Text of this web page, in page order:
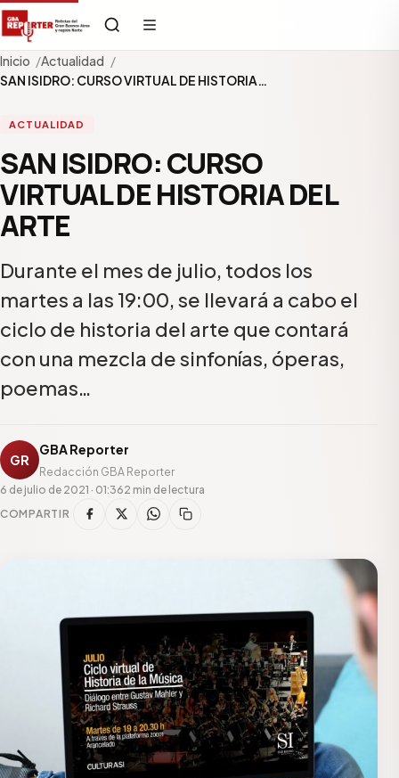
Inicio
Actualidad
SAN ISIDRO: CURSO VIRTUAL DE HISTORIA…
ACTUALIDAD
SAN ISIDRO: CURSO
VIRTUAL DE HISTORIA DEL
ARTE
Durante el mes de julio, todos los
martes a las 19:00, se llevará a cabo el
ciclo de historia del arte que contará
con una mezcla de sinfonías, óperas,
poemas…
GR
GBA Reporter
Redacción GBA Reporter
6 de julio de 2021 · 01:362 min de lectura
COMPARTIR